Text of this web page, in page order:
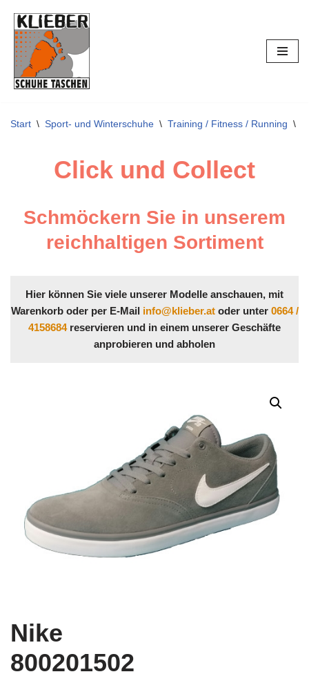
Zum
Inhalt
springen
Start \ Sport- und Winterschuhe \ Training / Fitness / Running \
Click und Collect
Schmöckern Sie in unserem
reichhaltigen Sortiment
Hier können Sie viele unserer Modelle anschauen, mit
Warenkorb oder per E-Mail info@klieber.atoder unter 0664 /
4158684reservieren und in einem unserer Geschäfte
anprobieren und abholen
Nike
800201502